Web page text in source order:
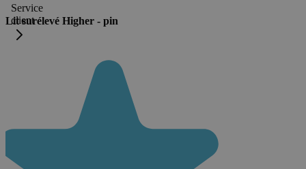
Service
client
Lit surélevé Higher - pin